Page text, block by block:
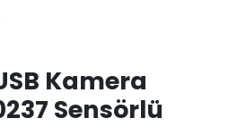
Kamera
Sensörlü